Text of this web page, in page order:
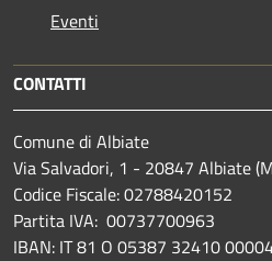
Eventi
CONTATTI
Comune di Albiate
Via Salvadori, 1 - 20847 Albiate
Codice Fiscale: 02788420152
Partita IVA: 00737700963
IBAN: IT 81 O 05387 32410